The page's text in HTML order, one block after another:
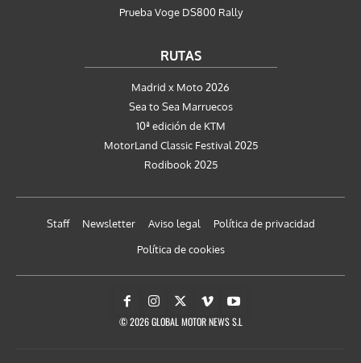
Prueba Voge DS800 Rally
RUTAS
Madrid x Moto 2026
Sea to Sea Marruecos
10ª edición de KTM
MotorLand Classic Festival 2025
Rodibook 2025
Staff Newsletter Aviso legal
Política de privacidad
Política de cookies
© 2026 GLOBAL MOTOR NEWS S.L